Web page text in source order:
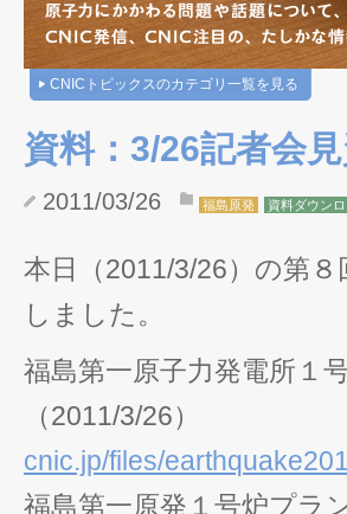
CNICトピックスのカテゴリ一覧を見る
資料：3/26記者会
2011/03/26 福島原発 資料ダウン
本日（2011/3/26）の第
しました。
福島第一原子力発電所
（2011/3/26）
cnic.jp/files/
福島第一原発１号炉プラ